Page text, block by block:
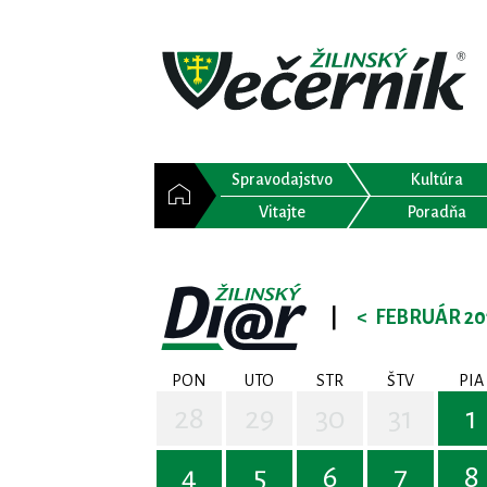
Spravodajstvo
Kultúra
Vitajte
Poradňa
< FEBRUÁR
PON UTO STR ŠTV PIA
1
4
5 6 7 8